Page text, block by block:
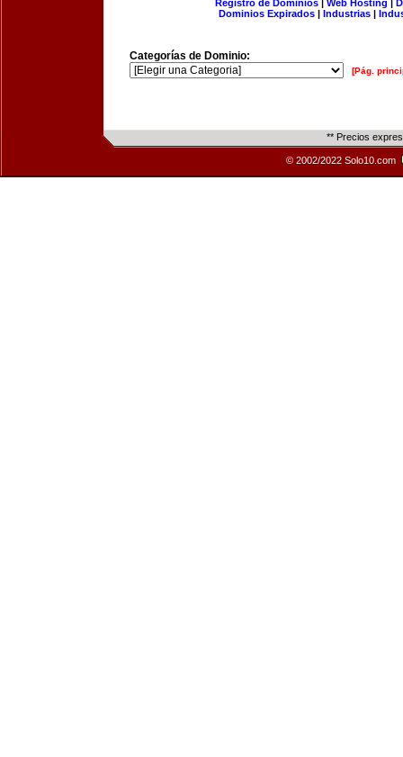
Registro de Dominios| Web Hosting |
Dominios Expirados | Industrias |
Categorías de Dominio:
[Pág.
** Precios
© 2002/2022 Solo10.com